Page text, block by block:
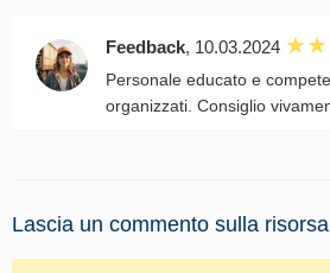
Feedback, 10.03.2024
Personale educato e
organizzati. Consiglio
Lascia un commento sulla